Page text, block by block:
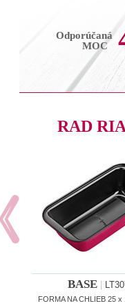
Odporúčaná
MOC
RAD
BASE
FORMA NA CHLIEB 25